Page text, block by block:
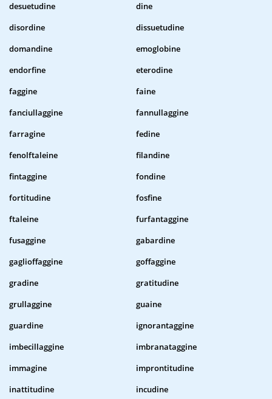
desuetudine
dine
disordine
dissuetudine
domandine
emoglobine
endorfine
eterodine
faggine
faine
fanciullaggine
fannullaggine
farragine
fedine
fenolftaleine
filandine
fintaggine
fondine
fortitudine
fosfine
ftaleine
furfantaggine
fusaggine
gabardine
gaglioffaggine
goffaggine
gradine
gratitudine
grullaggine
guaine
guardine
ignorantaggine
imbecillaggine
imbranataggine
immagine
improntitudine
inattitudine
incudine